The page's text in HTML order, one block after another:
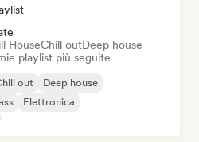
HouseChill outDeep house
playlist più seguite
out
Deep house
Elettronica